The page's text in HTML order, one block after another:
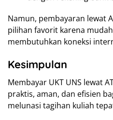
Namun, pembayaran lewat
pilihan favorit karena
membutuhkan koneksi
Kesimpulan
Membayar UKT UNS lewat
praktis, aman, dan efisien
melunasi tagihan kuliah